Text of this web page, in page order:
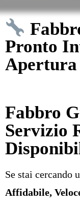
Pronto
Apertura
Fabbro
Servizio
Se stai cercando
Affidabile,